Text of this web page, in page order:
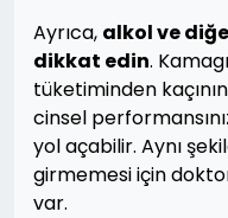
Ayrıca, alkol ve
dikkat edin.
tüketiminden
cinsel
yol açabilir. Aynı
girmemesi için
var.